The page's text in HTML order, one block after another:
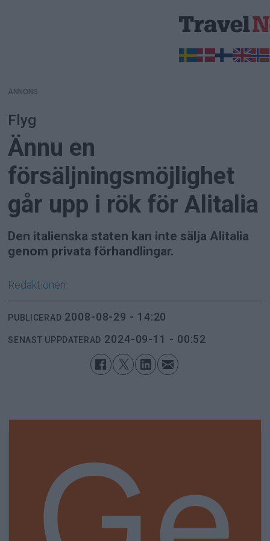
ANNONS
Flyg
Ännu en
försäljningsmöjlighet
går upp i rök för Alitalia
Den italienska staten kan inte sälja Alitalia
genom privata förhandlingar.
Redaktionen
PUBLICERAD 2008-08-29 - 14:20
SENAST UPPDATERAD 2024-09-11 - 00:52